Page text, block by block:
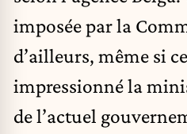
imposée par la
d’ailleurs, même si
impressionné la
de l’actuel